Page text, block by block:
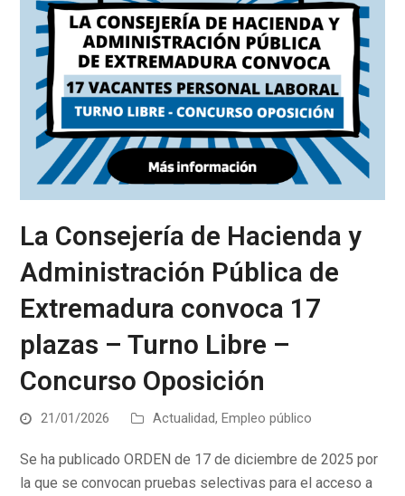
La Consejería de Hacienda y
Administración Pública de
Extremadura convoca 17
plazas – Turno Libre –
Concurso Oposición
21/01/2026 Actualidad,Empleo público
Se ha publicado ORDEN de 17 de diciembre de 2025 por
la que se convocan pruebas selectivas para el acceso a